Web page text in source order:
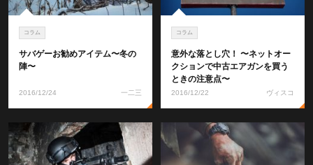
コラム
サバゲーお勧めアイテム〜冬の
陣〜
2016/12/24 一二三
コラム
意外な落とし穴！ 〜ネットオー
クションで中古エアガンを買う
ときの注意点〜
2016/12/22 ヴィスコ